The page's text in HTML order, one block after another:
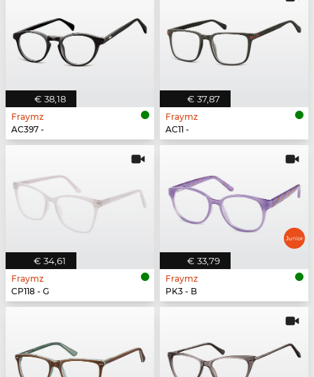
€ 38,18
Fraymz
AC397 -
€ 37,87
Fraymz
AC11 -
€ 34,61
Fraymz
CP118 - G
€ 33,79
Fraymz
PK3 - B